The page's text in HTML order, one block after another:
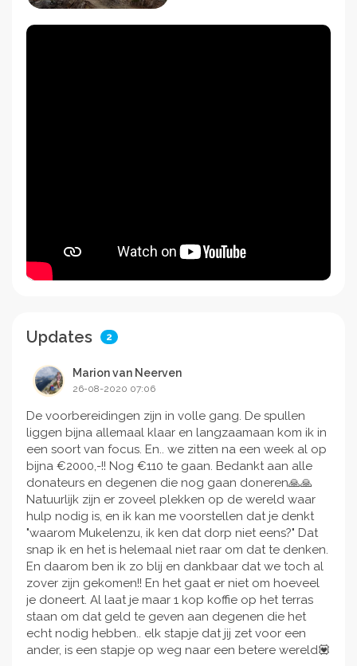
Updates 2
Marion van Neerven
26-08-2020 07:06
De voorbereidingen zijn in volle gang. De spullen
liggen bijna allemaal klaar en langzaamaan kom ik in
een soort van focus. En.. we zitten na een week al op
bijna €2000,-!! Nog €110 te gaan. Bedankt aan alle
donateurs en degenen die nog gaan doneren🙏🙏
Natuurlijk zijn er zoveel plekken op de wereld waar
hulp nodig is, en ik kan me voorstellen dat je denkt
"waarom Mukelenzu, ik ken dat dorp niet eens?" Dat
snap ik en het is helemaal niet raar om dat te denken.
En daarom ben ik zo blij en dankbaar dat we toch al
zover zijn gekomen!! En het gaat er niet om hoeveel
je doneert. Al laat je maar 1 kop koffie op het terras
staan om dat geld te geven aan degenen die het
echt nodig hebben.. elk stapje dat jij zet voor een
ander, is een stapje op weg naar een betere wereld💟